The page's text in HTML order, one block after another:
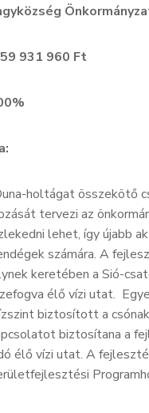
931 960 Ft
holtágat összekötő
tervezi az
lehet, így újabb
számára. A
keretében a Sió-
élő vízi utat.
biztosított a
biztosítana a
élő vízi utat. A